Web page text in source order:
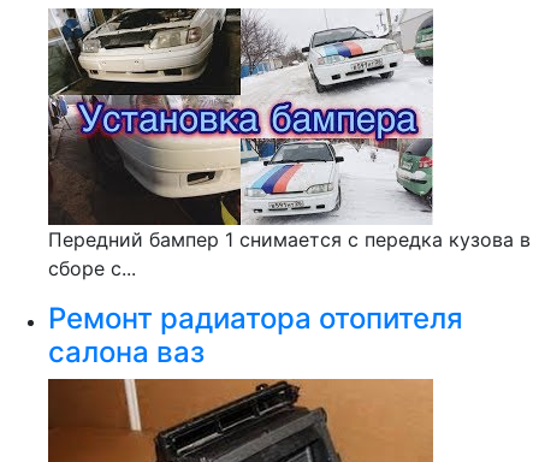
Передний бампер 1 снимается с передка кузова в
сборе с...
Ремонт радиатора отопителя
салона ваз